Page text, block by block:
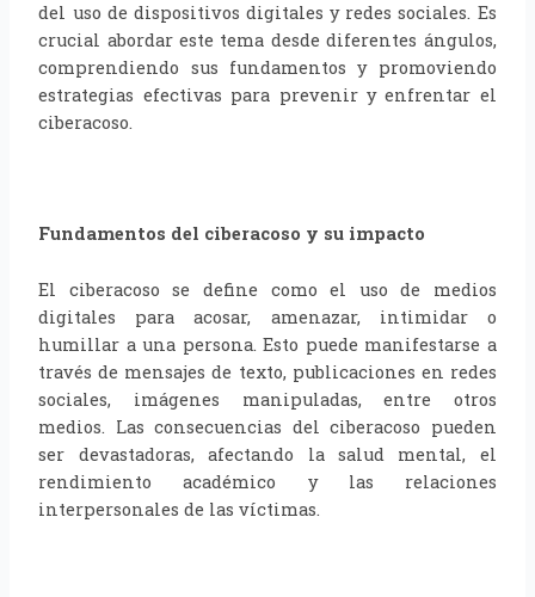
del uso de dispositivos digitales y redes sociales. Es
crucial abordar este tema desde diferentes ángulos,
comprendiendo sus fundamentos y promoviendo
estrategias efectivas para prevenir y enfrentar el
ciberacoso.
Fundamentos del ciberacoso y su impacto
El ciberacoso se define como el uso de medios
digitales para acosar, amenazar, intimidar o
humillar a una persona. Esto puede manifestarse a
través de mensajes de texto, publicaciones en redes
sociales, imágenes manipuladas, entre otros
medios. Las consecuencias del ciberacoso pueden
ser devastadoras, afectando la salud mental, el
rendimiento académico y las relaciones
interpersonales de las víctimas.